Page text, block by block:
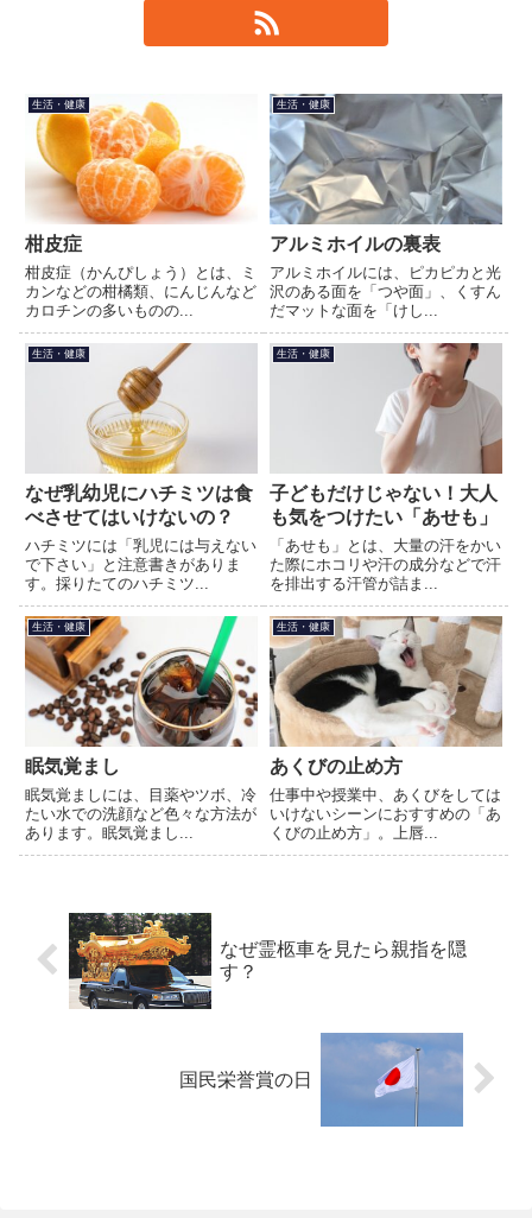
生活・健康
柑皮症
柑皮症（かんぴしょう）とは、ミ
カンなどの柑橘類、にんじんなど
カロチンの多いものの...
生活・健康
アルミホイルの裏表
アルミホイルには、ピカピカと光
沢のある面を「つや面」、くすん
だマットな面を「けし...
生活・健康
なぜ乳幼児にハチミツは食
べさせてはいけないの？
ハチミツには「乳児には与えない
で下さい」と注意書きがありま
す。採りたてのハチミツ...
生活・健康
子どもだけじゃない！大人
も気をつけたい「あせも」
「あせも」とは、大量の汗をかい
た際にホコリや汗の成分などで汗
を排出する汗管が詰ま...
生活・健康
眠気覚まし
眠気覚ましには、目薬やツボ、冷
たい水での洗顔など色々な方法が
あります。眠気覚まし...
生活・健康
あくびの止め方
仕事中や授業中、あくびをしては
いけないシーンにおすすめの「あ
くびの止め方」。上唇...
なぜ霊柩車を見たら親指を隠
す？
国民栄誉賞の日